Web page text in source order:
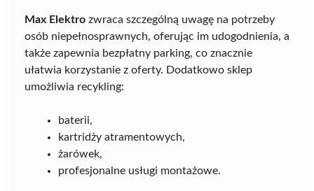
Max Elektro zwraca szczególną uwagę na potrzeby
osób niepełnosprawnych, oferując im udogodnienia, a
także zapewnia bezpłatny parking, co znacznie
ułatwia korzystanie z oferty. Dodatkowo sklep
umożliwia recykling:
baterii,
kartridży atramentowych,
żarówek,
profesjonalne usługi montażowe.